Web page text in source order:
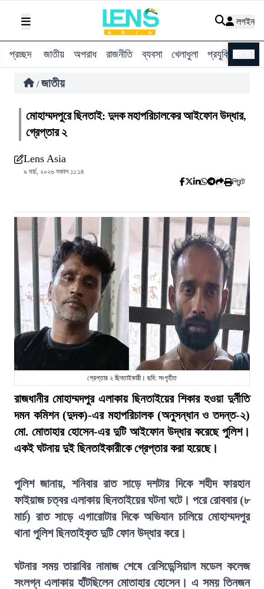
লগইন
প্রচ্ছদ জাতীয় অপরাধ রাজনীতি ব্যবসা খেলাধুলা প্রযুক্তি
/ জাতীয়
মোহাম্মদপুরে ছিনতাই: দুদক মহাপরিচালকের আইফোন উদ্ধার,
গ্রেপ্তার ২
Lens Asia
৯ মার্চ, ২০২৬ সকাল ১১:১৪
প্রিন্ট
গ্রেপ্তার ২ ছিনতাইকারী। ছবি: সংগৃহীত
রাজধানীর মোহাম্মদপুর এলাকায় ছিনতাইয়ের শিকার হওয়া দুর্নীতি
দমন কমিশন (দুদক)-এর মহাপরিচালক (অনুসন্ধান ও তদন্ত-২)
মো. মোতাহার হোসেন-এর দুটি আইফোন উদ্ধার করেছে পুলিশ।
একই ঘটনায় দুই ছিনতাইকারীকে গ্রেপ্তার করা হয়েছে।
পুলিশ জানায়, শনিবার রাত সাড়ে দশটার দিকে শহীদ ফারহান
ফাইয়াজ চত্বর এলাকায় ছিনতাইয়ের ঘটনা ঘটে। পরে রোববার (৮
মার্চ) রাত সাড়ে এগারোটার দিকে অভিযান চালিয়ে মোহাম্মদপুর
থানা পুলিশ ছিনতাইকৃত দুটি ফোন উদ্ধার করে।
ঘটনার সময় তারাবির নামাজ শেষে রেসিডেন্সিয়াল মডেল কলেজ
সংলগ্ন এলাকায় হাঁটছিলেন মোতাহার হোসেন। এ সময় তিনজন